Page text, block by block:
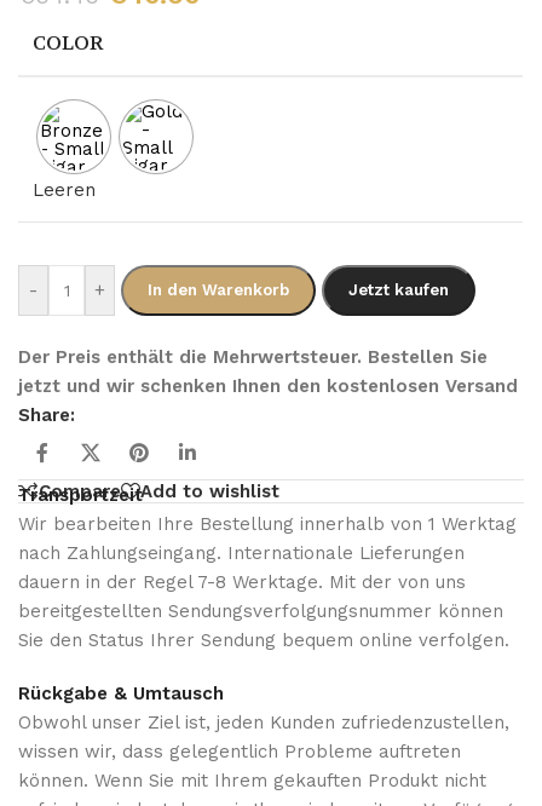
COLOR
Leeren
- + In den Warenkorb Jetzt kaufen
Der Preis enthält die Mehrwertsteuer. Bestellen Sie
jetzt und wir schenken Ihnen den kostenlosen Versand
Share:
Compare Add to wishlist
Transportzeit
Wir bearbeiten Ihre Bestellung innerhalb von 1 Werktag
nach Zahlungseingang. Internationale Lieferungen
dauern in der Regel 7-8 Werktage. Mit der von uns
bereitgestellten Sendungsverfolgungsnummer können
Sie den Status Ihrer Sendung bequem online verfolgen.
Rückgabe & Umtausch
Obwohl unser Ziel ist, jeden Kunden zufriedenzustellen,
wissen wir, dass gelegentlich Probleme auftreten
können. Wenn Sie mit Ihrem gekauften Produkt nicht